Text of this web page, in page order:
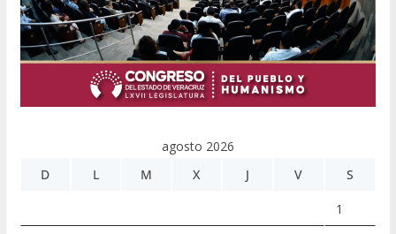
agosto 2026
D
L M X J V S
1